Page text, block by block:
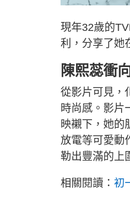
現年32歲的
利，分享了她
陳熙蕊衝
從影片可見，
時尚感。影片
映襯下，她的
放電等可愛動
勒出豐滿的上
相關閱讀： 初